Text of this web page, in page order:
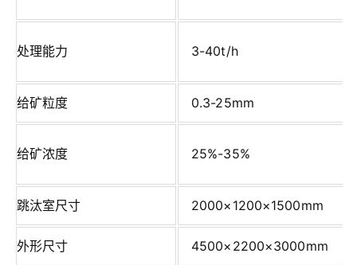
处理能力 3-40t/h
给矿粒度 0.3-25mm
给矿浓度 25%-35%
跳汰室尺寸 2000×1200×1500mm
外形尺寸 4500×2200×3000mm